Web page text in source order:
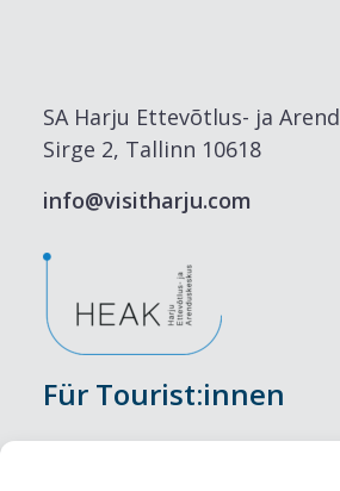
SA Harju Ettevõtlus- ja
Sirge 2, Tallinn 10618
info@visitharju.com
Für Tourist:innen